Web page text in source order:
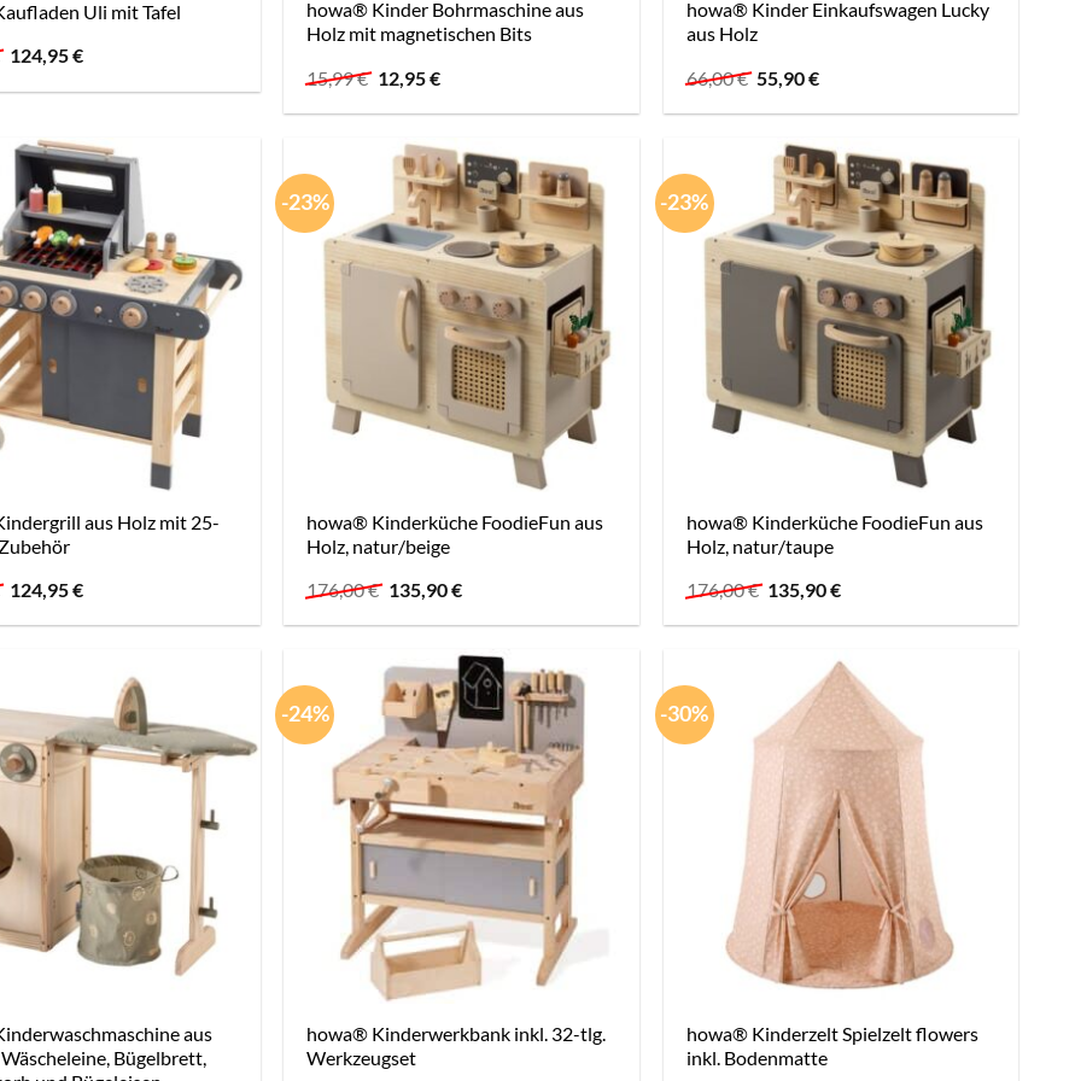
Uli mit Tafel
Ursprünglicher
Preis
war:
124,95€Aktueller
ist:
howa® Kinder Bohrmaschine aus
Holz mit magnetischen Bits
15,99€ Ursprünglicher
Preis
war:
12,95€Aktueller
ist:
howa® Kinder Einkaufswagen Lucky
aus Holz
66,00€ Ursprünglicher
Preis
war:
55,90€Aktueller
ist:
aus Holz mit 25-
Ursprünglicher
Preis
war:
124,95€Aktueller
ist:
-23%
howa® Kinderküche FoodieFun aus
Holz, natur/beige
176,00€ Ursprünglicher
Preis
war:
135,90€Aktueller
ist:
-23%
howa® Kinderküche FoodieFun aus
Holz, natur/taupe
176,00€ Ursprünglicher
Preis
war:
135,90€Aktueller
ist:
aus
Bügelbrett,
-24%
howa® Kinderwerkbank inkl. 32-tlg.
Werkzeugset
-30%
howa® Kinderzelt Spielzelt flowers
inkl. Bodenmatte